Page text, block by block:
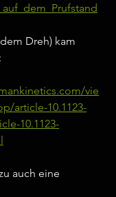
Dreh) kam
vie
article-10.1123-
10.1123-
auch eine